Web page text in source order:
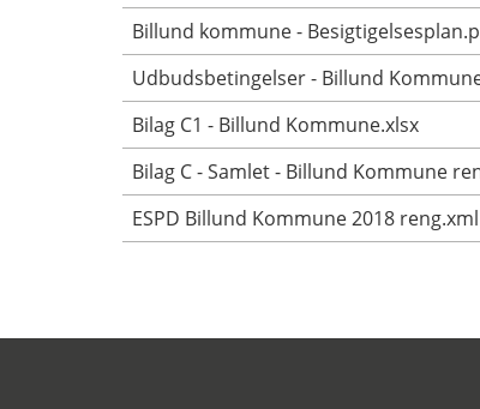
Billund kommune -
Udbudsbetingelser - Billund
Bilag C1 - Billund Kommune.xlsx
Bilag C - Samlet - Billund Kommune
ESPD Billund Kommune 2018 reng.xml